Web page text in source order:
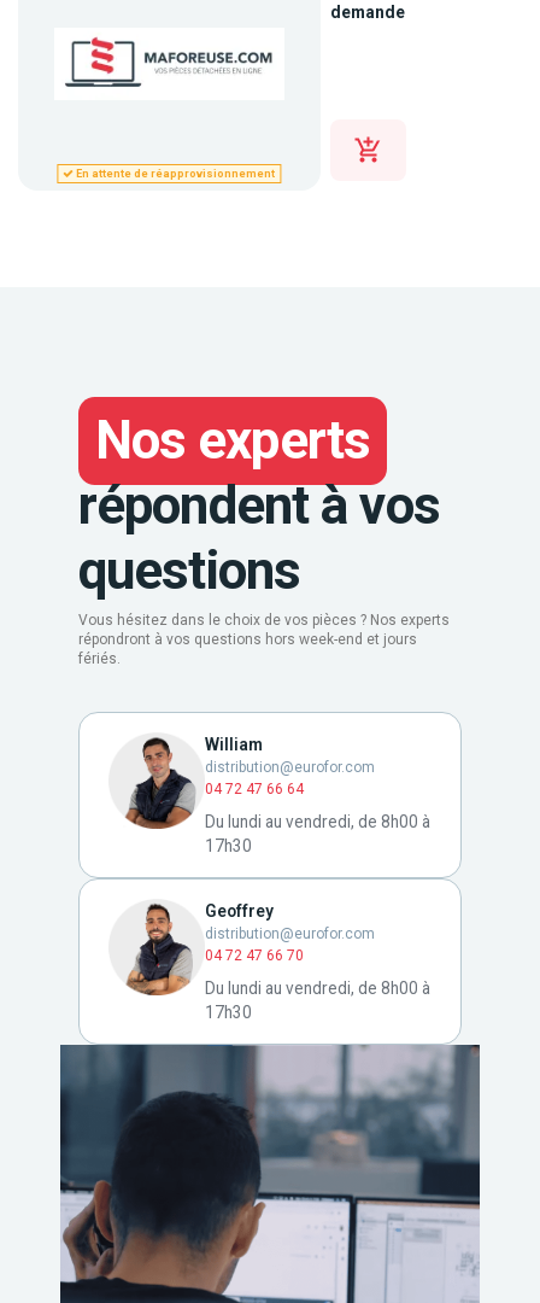
En attente de réapprovisionnement
demande
Nos experts
répondent à vos
questions
Vous hésitez dans le choix de vos pièces ? Nos experts
répondront à vos questions hors week-end et jours
fériés.
William
distribution@eurofor.com
04 72 47 66 64
Du lundi au vendredi, de 8h00 à
17h30
Geoffrey
distribution@eurofor.com
04 72 47 66 70
Du lundi au vendredi, de 8h00 à
17h30